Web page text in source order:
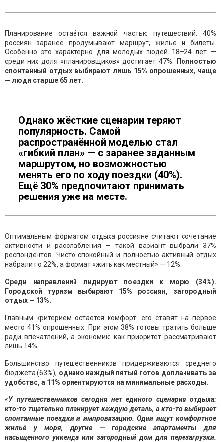
Планирование остаётся важной частью путешествий: 40%
россиян заранее продумывают маршрут, жильё и билеты.
Особенно это характерно для молодых людей 18–24 лет —
среди них доля «планировщиков» достигает 47%.
Полностью
спонтанный отдых выбирают лишь 15% опрошенных, чаще
— люди старше 65 лет.
Однако жёсткие сценарии теряют
популярность. Самой
распространённой моделью стал
«гибкий план» — с заранее заданным
маршрутом, но возможностью
менять его по ходу поездки (40%).
Ещё 30% предпочитают принимать
решения уже на месте.
Оптимальным форматом отдыха россияне считают сочетание
активности и расслабления — такой вариант выбрали 37%
респондентов. Чисто спокойный и полностью активный отдых
набрали по 22%, а формат «жить как местный» — 12%.
Среди направлений лидируют поездки к морю (34%).
Городской туризм выбирают 15% россиян, загородный
отдых — 13%.
Главным критерием остаётся комфорт: его ставят на первое
место 41% опрошенных. При этом 38% готовы тратить больше
ради впечатлений, а экономию как приоритет рассматривают
лишь 14%.
Большинство путешественников придерживаются среднего
бюджета (63%), однако каждый пятый готов доплачивать за
удобство, а 11% ориентируются на минимальные расходы.
«У путешественников сегодня нет единого сценария отдыха:
кто-то тщательно планирует каждую деталь, а кто-то выбирает
спонтанные поездки и импровизацию. Одни ищут комфортное
жильё у моря, другие — городские апартаменты для
насыщенного уикенда или загородный дом для перезагрузки.